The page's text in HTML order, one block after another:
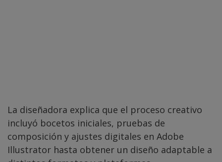
La diseñadora explica que el proceso creativo
incluyó bocetos iniciales, pruebas de
composición y ajustes digitales en Adobe
Illustrator hasta obtener un diseño adaptable a